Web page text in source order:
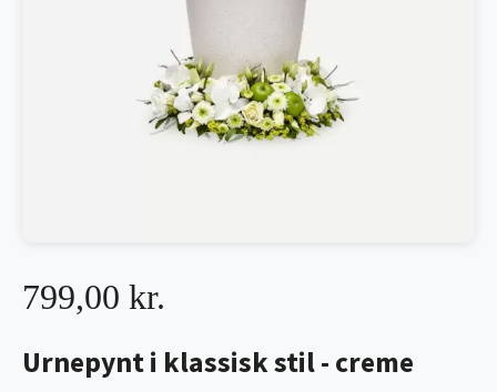
Urnepynt i klassisk stil - creme
799,00 kr.